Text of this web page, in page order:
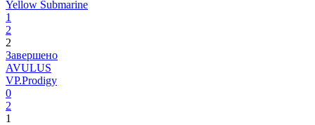
Yellow Submarine
1
2
2
Завершено
AVULUS
VP.Prodigy
0
2
1